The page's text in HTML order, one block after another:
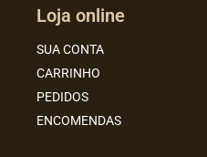
Loja online
SUA CONTA
CARRINHO
PEDIDOS
ENCOMENDAS